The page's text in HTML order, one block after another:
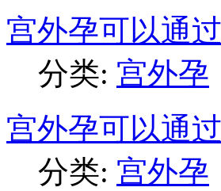
宫外孕可以通
分类: 宫外孕
宫外孕可以通
分类: 宫外孕